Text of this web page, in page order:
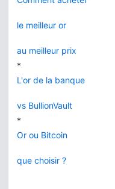
le meilleur or
au meilleur prix
*
L'or de la banque
vs BullionVault
*
Or ou Bitcoin
que choisir ?